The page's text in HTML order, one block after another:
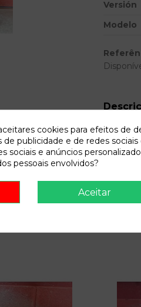
Versión
Modelo
0.04 -
cookies para efeitos de
de publicidade e de redes
sociais e anúncios
pessoais envolvidos?
Aceitar